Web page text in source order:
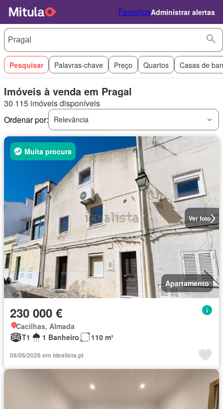
FavoritosAdministrar alertas
Pesquisar Palavras-chave Preço Quartos Casas de
Imóveis à venda em Pragal
30 115 imóveis disponíveis
Ordenar por:
Relevância
Ver foto
Muita procura
Apartamento
230 000 €
Cacilhas, Almada
T1
1 Banheiro 110 m²
06/06/2026 em idealista.pt